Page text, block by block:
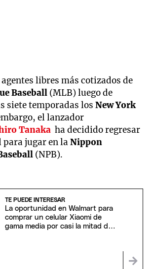
libres más cotizados de
Baseball (MLB) luego de
siete temporadas losNew York
el lanzador
Tanaka ha decidido regresar
para jugar en laNippon
(NPB).
TE PUEDE INTERESAR
La oportunidad en Walmart para
comprar un celular Xiaomi de
gama media por casi la mitad de